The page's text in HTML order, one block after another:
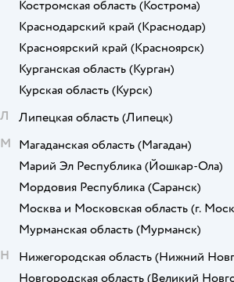
Костромская область (Кострома)
Краснодарский край (Краснодар)
Красноярский край (Красноярск)
Курганская область (Курган)
Курская область (Курск)
Л
Липецкая область (Липецк)
М Магаданская область (Магадан)
Марий Эл Республика (Йошкар-Ола)
Мордовия Республика (Саранск)
Москва и Московская область (г.
Мурманская область (Мурманск)
Н
Нижегородская область (Нижний
Новгородская область (Великий